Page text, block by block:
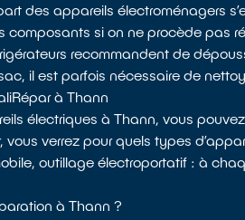
des appareils électroménagers
composants si on ne procède pas
recommandent de
il est parfois nécessaire de
à Thann
électriques à Thann, vous
vous verrez pour quels types
outillage électroportatif : à
à Thann ?